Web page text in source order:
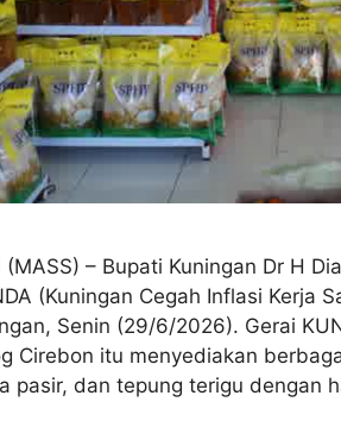
(MASS) – Bupati Kuningan Dr H
(Kuningan Cegah Inflasi Kerja
Senin (29/6/2026). Gerai
Cirebon itu menyediakan
pasir, dan tepung terigu dengan